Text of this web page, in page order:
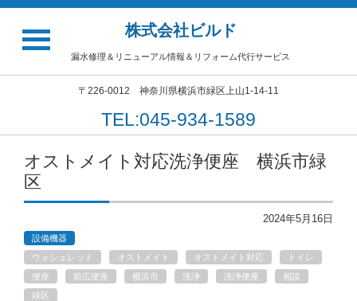
株式会社ビルド
漏水修理＆リニューアル情報＆リフォーム代行サービス
〒226-0012 神奈川県横浜市緑区上山1-14-11
TEL:045-934-1589
オストメイト対応洗浄便座 横浜市緑
区
2024年5月16日
設備機器
ウォシュレット
オストメイト オストメイト対応
トイレ
便座
前広便座 横浜市 洗浄 洗浄便座
相談
緑区